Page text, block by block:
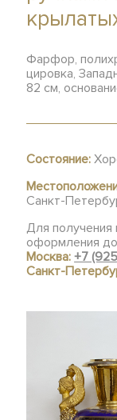
Фарфор,
цировка,
82 см,
Состояние:
Санкт-
Для
оформления
Москва:+7
Санкт-